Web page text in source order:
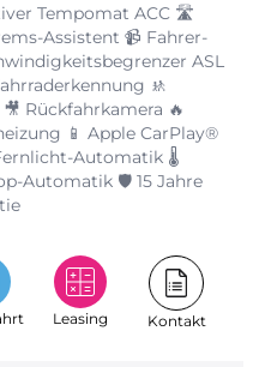
Tempomat ACC 🛣️
Assistent 📹 Fahrer-
ASL
🚸
Rückfahrkamera 🔥
📱 Apple CarPlay®
Automatik 🌡️
Automatik 🛡️ 15 Jahre
Leasing Kontakt